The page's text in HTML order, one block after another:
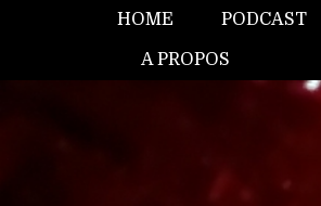
HOME PODCAST
A PROPOS